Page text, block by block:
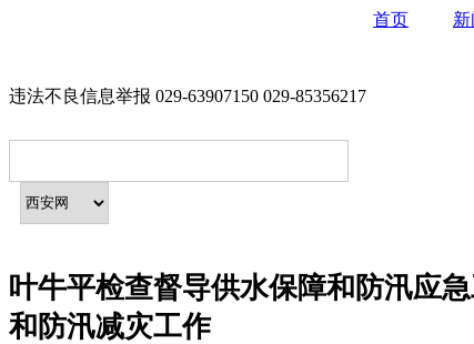
首页 新
违法不良信息举报 029-63907150 029-85356217
叶牛平检查督导供水保障和防汛应
和防汛减灾工作